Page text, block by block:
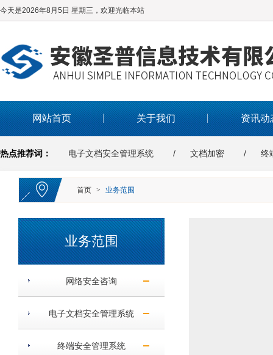
今天是2026年8月5日 星期三，欢迎光临本站
网站首页 关于我们 资讯动
热点推荐词： 电子文档安全管理系统 文档加密 终
首页 > 业务范围
业务范围
网络安全咨询
电子文档安全管理系统
终端安全管理系统